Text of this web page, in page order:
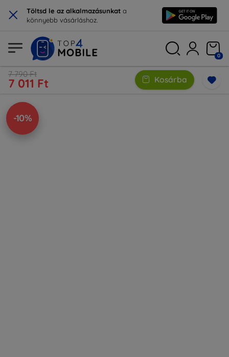
× Töltsd le az alkalmazásunkat a
könnyebb vásárláshoz.
0
7 790 Ft
7 011 Ft Kosárba
-10%